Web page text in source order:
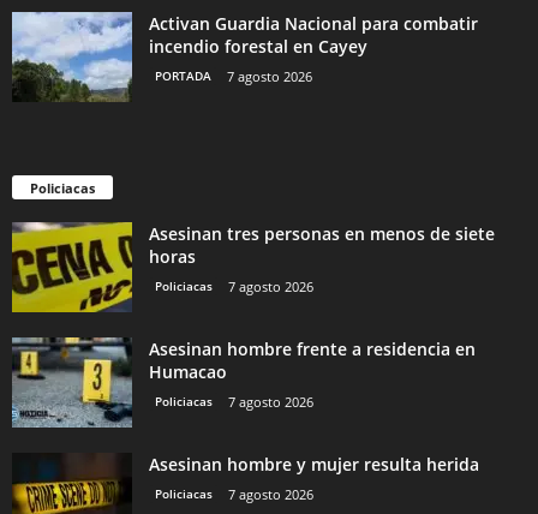
Activan Guardia Nacional para combatir
incendio forestal en Cayey
PORTADA 7 agosto 2026
Policiacas
Asesinan tres personas en menos de siete
horas
Policiacas 7 agosto 2026
Asesinan hombre frente a residencia en
Humacao
Policiacas 7 agosto 2026
Asesinan hombre y mujer resulta herida
Policiacas 7 agosto 2026